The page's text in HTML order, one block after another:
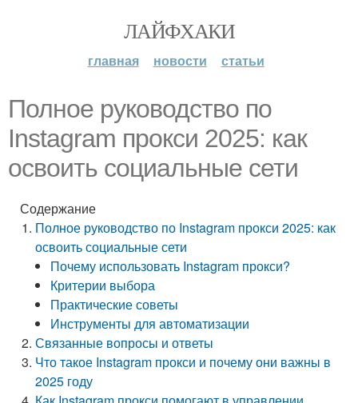
ЛАЙФХАКИ
главная новости статьи
Полное руководство по
Instagram прокси 2025: как
освоить социальные сети
Содержание
Полное руководство по Instagram прокси 2025: как
освоить социальные сети
Почему использовать Instagram прокси?
Критерии выбора
Практические советы
Инструменты для автоматизации
Связанные вопросы и ответы
Что такое Instagram прокси и почему они важны в
2025 году